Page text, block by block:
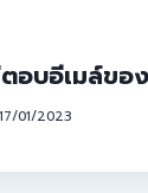
ตอบอีเมล์ข
17/01/2023